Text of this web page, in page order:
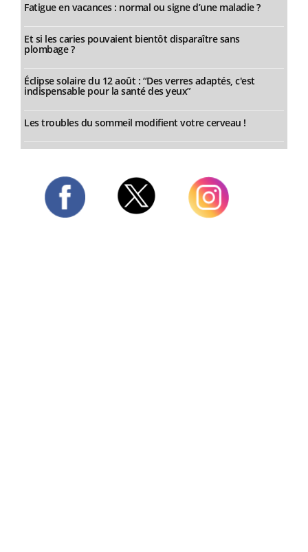
Fatigue en vacances : normal ou signe d’une maladie ?
Et si les caries pouvaient bientôt disparaître sans
plombage ?
Éclipse solaire du 12 août : “Des verres adaptés, c'est
indispensable pour la santé des yeux”
Les troubles du sommeil modifient votre cerveau !